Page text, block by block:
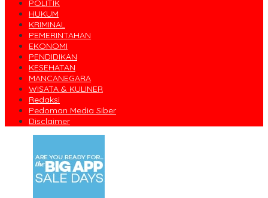
POLITIK
HUKUM
KRIMINAL
PEMERINTAHAN
EKONOMI
PENDIDIKAN
KESEHATAN
MANCANEGARA
WISATA & KULINER
Redaksi
Pedoman Media Siber
Disclaimer